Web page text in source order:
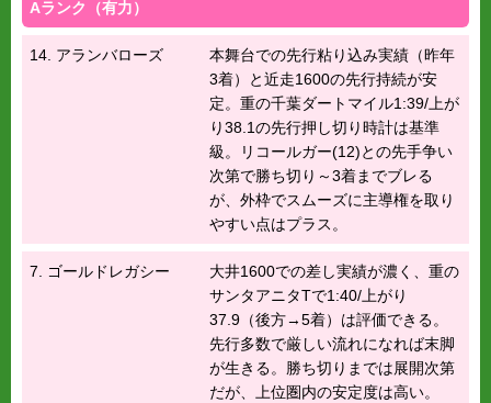
Aランク（有力）
14. アランバローズ
本舞台での先行粘り込み実績（昨年
3着）と近走1600の先行持続が安
定。重の千葉ダートマイル1:39/上が
り38.1の先行押し切り時計は基準
級。リコールガー(12)との先手争い
次第で勝ち切り～3着までブレる
が、外枠でスムーズに主導権を取り
やすい点はプラス。
7. ゴールドレガシー
大井1600での差し実績が濃く、重の
サンタアニタTで1:40/上がり
37.9（後方→5着）は評価できる。
先行多数で厳しい流れになれば末脚
が生きる。勝ち切りまでは展開次第
だが、上位圏内の安定度は高い。